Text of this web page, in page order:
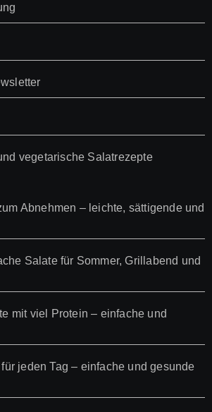
vegetarische Salatrezepte
Abnehmen – leichte, sättigende und
Salate für Sommer, Grillabend und
mit viel Protein – einfache und
jeden Tag – einfache und gesunde